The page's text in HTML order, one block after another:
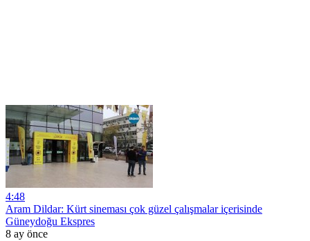
4:48
Aram Dildar: Kürt sineması çok güzel çalışmalar içerisinde
Güneydoğu Ekspres
8 ay önce